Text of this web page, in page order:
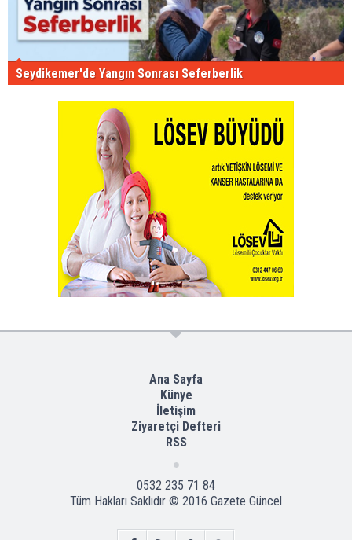
Seydikemer'de Yangın Sonrası Seferberlik
Ana Sayfa
Künye
İletişim
Ziyaretçi Defteri
RSS
0532 235 71 84
Tüm Hakları Saklıdır © 2016 Gazete Güncel